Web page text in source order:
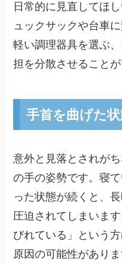
日常的に見直してほ
ュックサックや台車
軽い調理器具を選ぶ
担を分散させることが
手首を曲げた
意外と見落とされが
の手の姿勢です。寝
った状態が続くと、
圧迫されてしまいま
びれている」という
原因の可能性があり